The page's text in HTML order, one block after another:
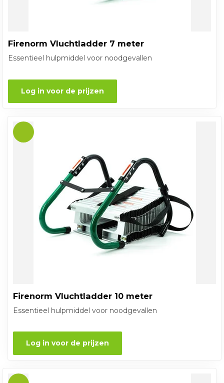
Firenorm Vluchtladder 7 meter
Essentieel hulpmiddel voor noodgevallen
Log in voor de prijzen
Firenorm Vluchtladder 10 meter
Essentieel hulpmiddel voor noodgevallen
Log in voor de prijzen